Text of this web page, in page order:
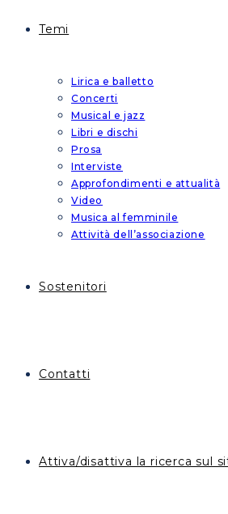
Temi
Lirica e balletto
Concerti
Musical e jazz
Libri e dischi
Prosa
Interviste
Approfondimenti e attualità
Video
Musica al femminile
Attività dell’associazione
Sostenitori
Contatti
Attiva/disattiva la ricerca sul